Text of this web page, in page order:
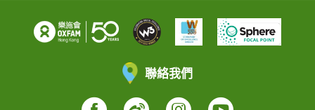
聯絡我們